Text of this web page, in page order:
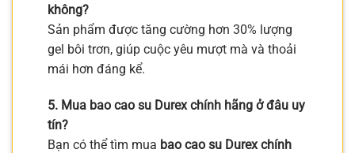
không?
Sản phẩm được tăng cường hơn 30% lượng
gel bôi trơn, giúp cuộc yêu mượt mà và thoải
mái hơn đáng kể.
5. Mua bao cao su Durex chính hãng ở đâu uy
tín?
Bạn có thể tìm mua bao cao su Durex chính